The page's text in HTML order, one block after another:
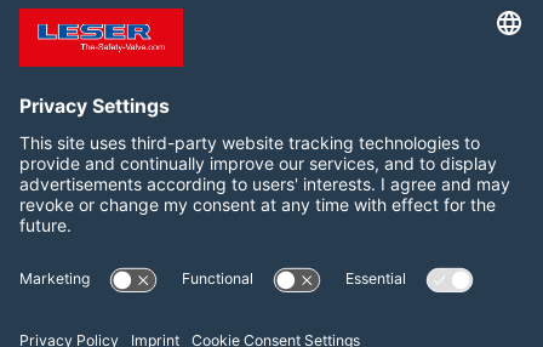
feature.seminar.emptyresult
Síganos:
LinkedIn